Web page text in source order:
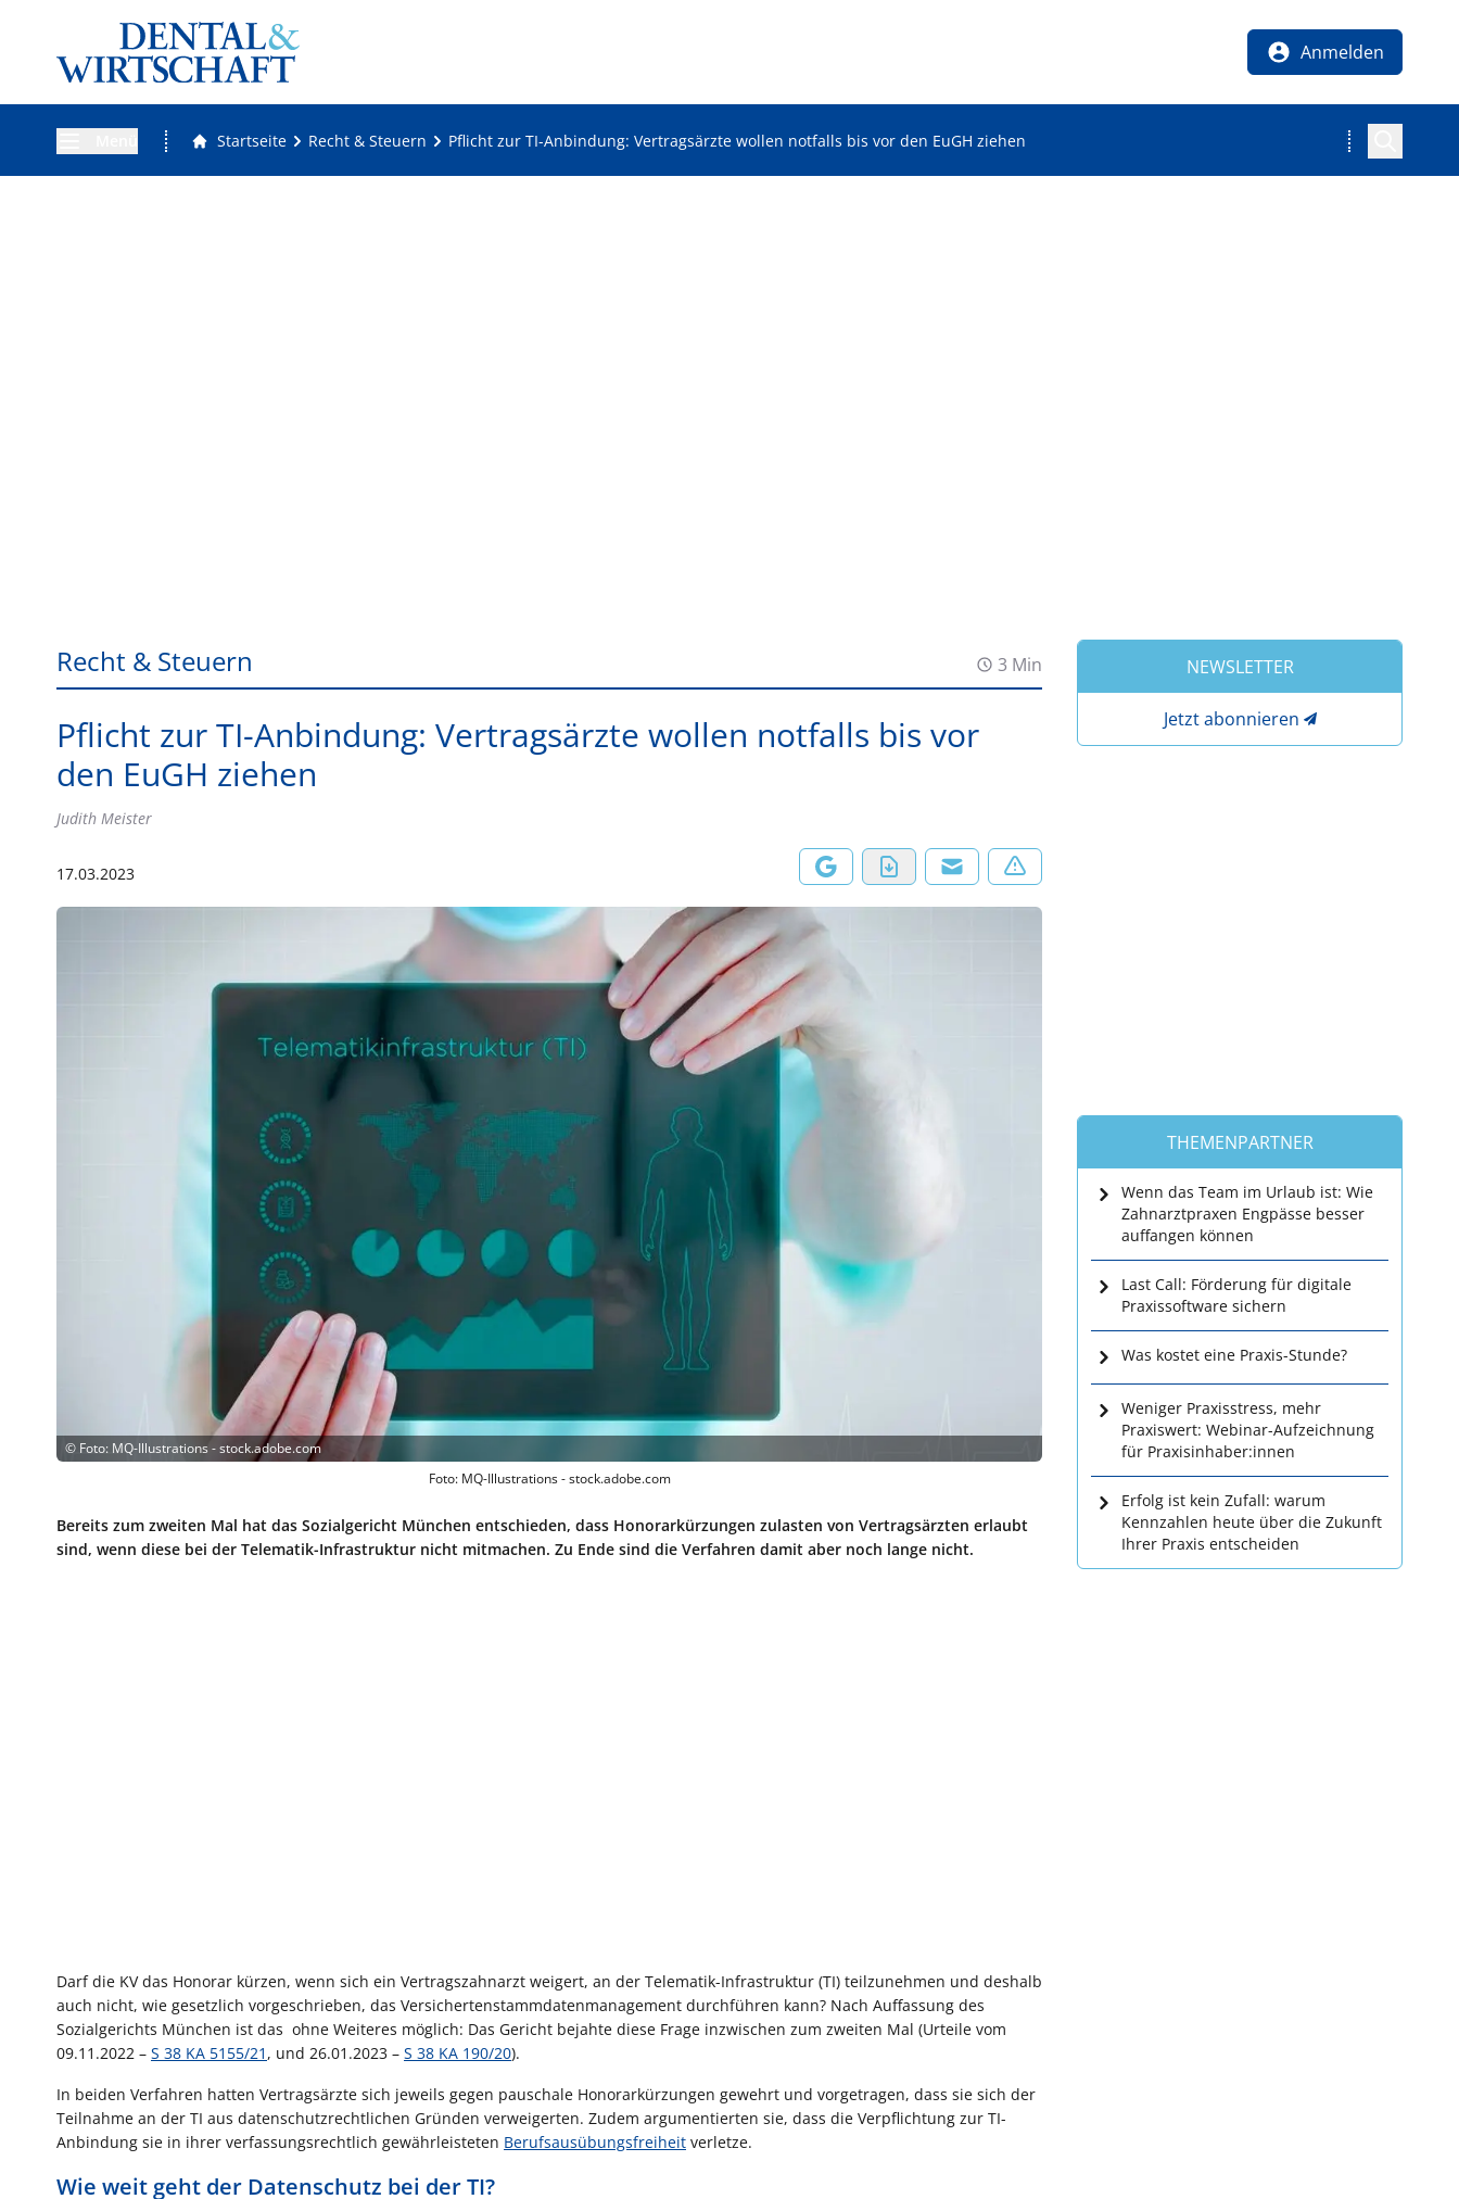
Anmelden
Startseite Recht & Steuern Pflicht zur TI-Anbindung: Vertragsärzte wollen notfalls bis vor den EuGH ziehen
Recht & Steuern 3 Min
Pflicht zur TI-Anbindung: Vertragsärzte wollen notfalls bis vor
den EuGH ziehen
Judith Meister
17.03.2023
© Foto: MQ-Illustrations - stock.adobe.com
Foto: MQ-Illustrations - stock.adobe.com
Bereits zum zweiten Mal hat das Sozialgericht München entschieden, dass Honorarkürzungen zulasten von Vertragsärzten erlaubt
sind, wenn diese bei der Telematik-Infrastruktur nicht mitmachen. Zu Ende sind die Verfahren damit aber noch lange nicht.
Darf die KV das Honorar kürzen, wenn sich ein Vertragszahnarzt weigert, an der Telematik-Infrastruktur (TI) teilzunehmen und deshalb
auch nicht, wie gesetzlich vorgeschrieben, das Versichertenstammdatenmanagement durchführen kann? Nach Auffassung des
Sozialgerichts München ist das ohne Weiteres möglich: Das Gericht bejahte diese Frage inzwischen zum zweiten Mal (Urteile vom
09.11.2022 – S 38 KA 5155/21 , und 26.01.2023 – S 38 KA 190/20).
In beiden Verfahren hatten Vertragsärzte sich jeweils gegen pauschale Honorarkürzungen gewehrt und vorgetragen, dass sie sich der
Teilnahme an der TI aus datenschutzrechtlichen Gründen verweigerten. Zudem argumentierten sie, dass die Verpflichtung zur TI-
Anbindung sie in ihrer verfassungsrechtlich gewährleisteten Berufsausübungsfreiheit verletze.
Wie weit geht der Datenschutz bei der TI?
NEWSLETTER
Jetzt abonnieren
THEMENPARTNER
Wenn das Team im Urlaub ist: Wie
Zahnarztpraxen Engpässe besser
auffangen können
Last Call: Förderung für digitale
Praxissoftware sichern
Was kostet eine Praxis-Stunde?
Weniger Praxisstress, mehr
Praxiswert: Webinar-Aufzeichnung
für Praxisinhaber:innen
Erfolg ist kein Zufall: warum
Kennzahlen heute über die Zukunft
Ihrer Praxis entscheiden